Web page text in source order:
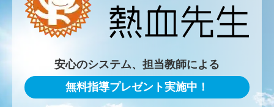
安心のシステム、担当教師による
無料指導プレゼント実施中！